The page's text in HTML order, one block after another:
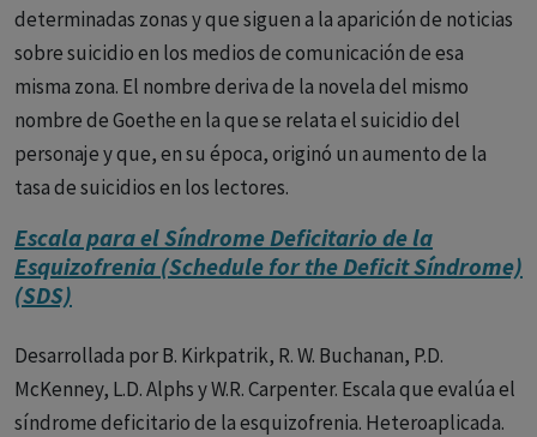
determinadas zonas y que siguen a la aparición de noticias
sobre suicidio en los medios de comunicación de esa
misma zona. El nombre deriva de la novela del mismo
nombre de Goethe en la que se relata el suicidio del
personaje y que, en su época, originó un aumento de la
tasa de suicidios en los lectores.
Escala para el Síndrome Deficitario de la
Esquizofrenia (Schedule for the Deficit Síndrome)
(SDS)
Desarrollada por B. Kirkpatrik, R. W. Buchanan, P.D.
McKenney, L.D. Alphs y W.R. Carpenter. Escala que evalúa el
síndrome deficitario de la esquizofrenia. Heteroaplicada.